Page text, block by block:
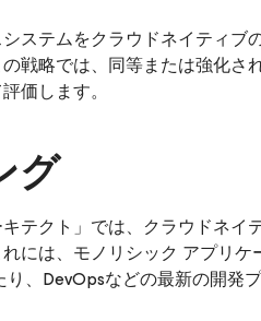
ステムをクラウドネイティ
戦略では、同等または強化
価します。
グ
テクト」では、クラウドネ
には、モノリシック アプリ
、DevOpsなどの最新の開発